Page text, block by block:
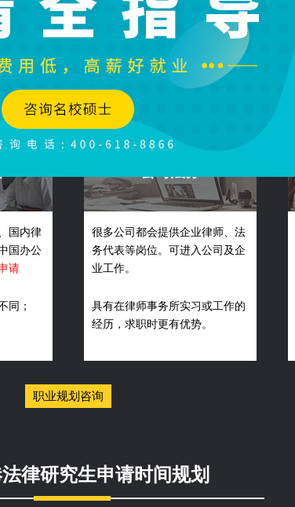
港法律研究生就业前景
国内律
国办公
请
同；
很多公司都会提供企业律师、法
务代表等岗位。可进入公司及企
业工作。
具有在律师事务所实习或工作的
经历，求职时更有优势。
职业规划咨询
律研究生申请时间规划